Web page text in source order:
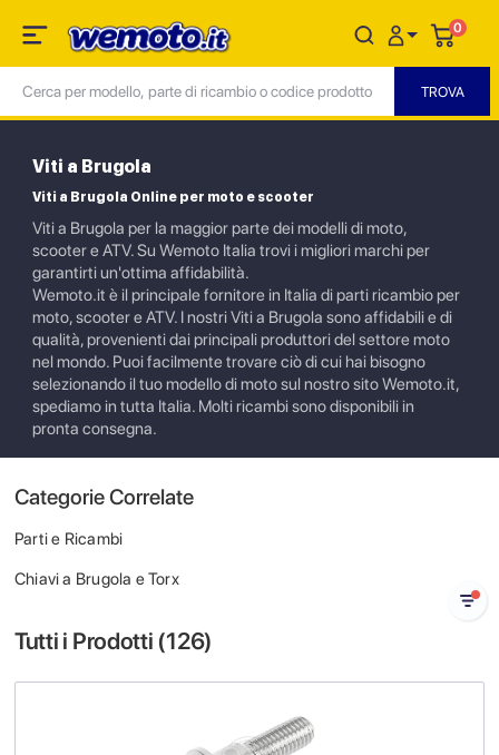
0
Viti a Brugola
Viti a Brugola Online per moto e scooter
Viti a Brugola per la maggior parte dei modelli di moto,
scooter e ATV. Su Wemoto Italia trovi i migliori marchi per
garantirti un'ottima affidabilità.
Wemoto.it è il principale fornitore in Italia di parti ricambio per
moto, scooter e ATV. I nostri Viti a Brugola sono affidabili e di
qualità, provenienti dai principali produttori del settore moto
nel mondo. Puoi facilmente trovare ciò di cui hai bisogno
selezionando il tuo modello di moto sul nostro sito Wemoto.it,
spediamo in tutta Italia. Molti ricambi sono disponibili in
pronta consegna.
Categorie Correlate
Parti e Ricambi
Chiavi a Brugola e Torx
Tutti i Prodotti (126)